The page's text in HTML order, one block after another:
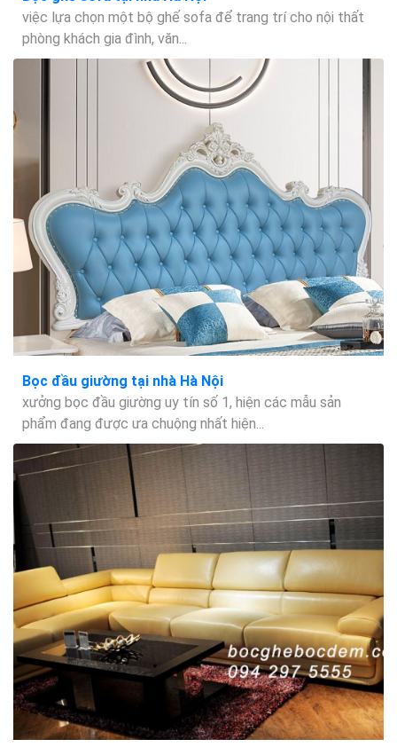
việc lựa chọn một bộ ghế sofa để trang trí cho nội thất
phòng khách gia đình, văn...
Bọc đầu giường tại nhà Hà Nội
xưởng bọc đầu giường uy tín số 1, hiện các mẫu sản
phẩm đang được ưa chuộng nhất hiện...